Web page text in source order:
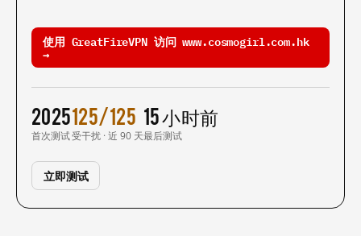
使用 GreatFireVPN 访问 www.cosmogirl.com.hk
→
2025
首次测试
125/125
受干扰 · 近 90 天
15 小时前
最后测试
立即测试